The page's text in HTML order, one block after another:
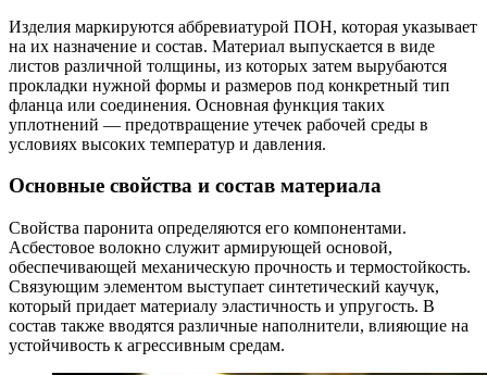
Изделия маркируются аббревиатурой ПОН, которая указывает
на их назначение и состав. Материал выпускается в виде
листов различной толщины, из которых затем вырубаются
прокладки нужной формы и размеров под конкретный тип
фланца или соединения. Основная функция таких
уплотнений — предотвращение утечек рабочей среды в
условиях высоких температур и давления.
Основные свойства и состав материала
Свойства паронита определяются его компонентами.
Асбестовое волокно служит армирующей основой,
обеспечивающей механическую прочность и термостойкость.
Связующим элементом выступает синтетический каучук,
который придает материалу эластичность и упругость. В
состав также вводятся различные наполнители, влияющие на
устойчивость к агрессивным средам.